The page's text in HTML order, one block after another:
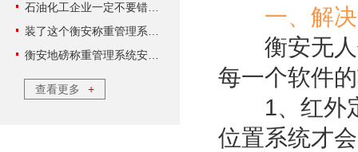
石油化工企业一定不要错过衡安无人值守称重系统
装了这个衡安称重管理系统企业老总连说三个震惊！
衡安地磅称重管理系统安装调试售后服务怎么样？
查看更多 +
一、解
衡安无人
每一个软件
1、红外定
位置系统才